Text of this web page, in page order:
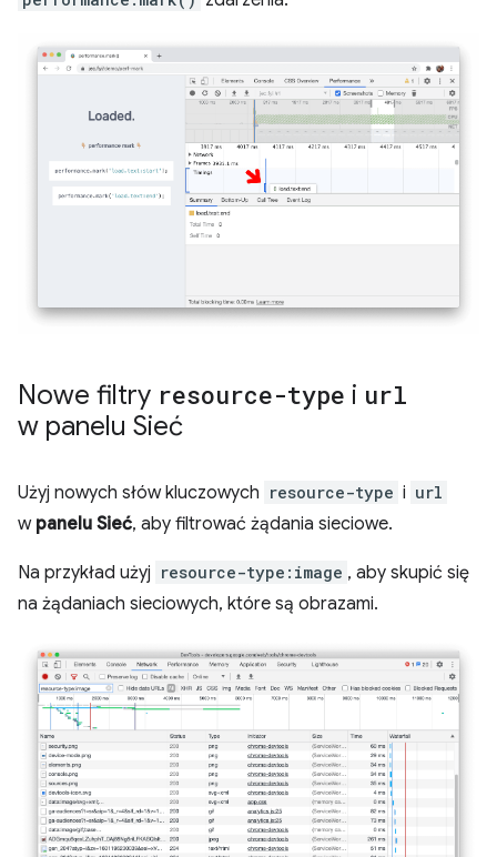
Nowe filtry resource-type i url
w panelu Sieć
Użyj nowych słów kluczowych resource-type i url
w panelu Sieć, aby filtrować żądania sieciowe.
Na przykład użyj resource-type:image , aby skupić się
na żądaniach sieciowych, które są obrazami.